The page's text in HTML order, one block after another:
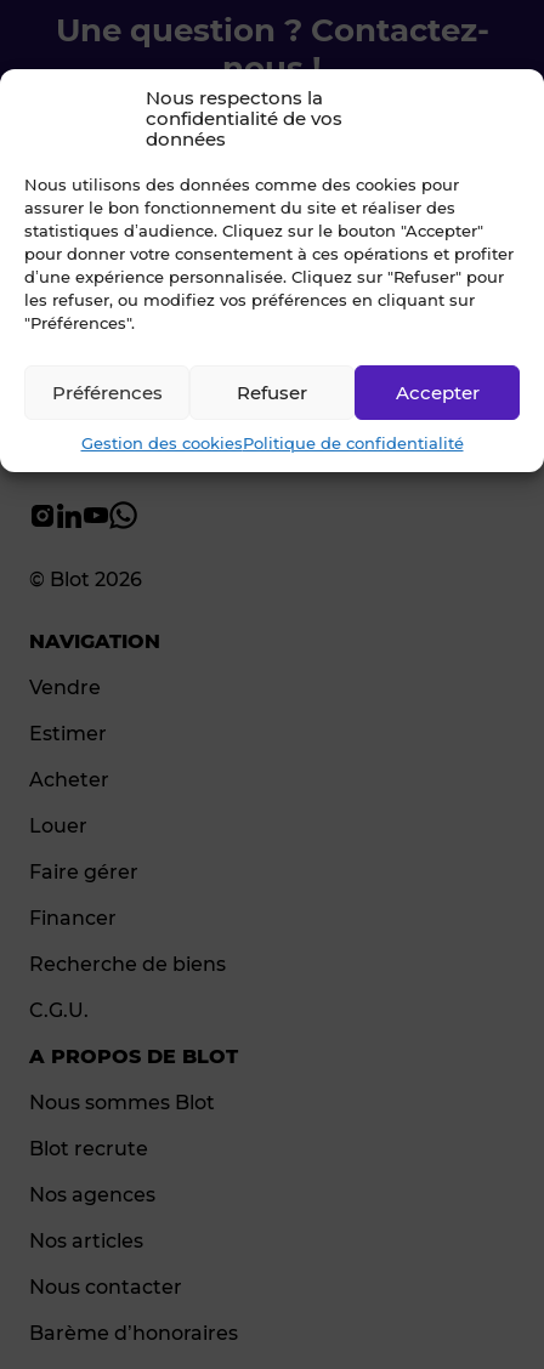
Nous respectons la
confidentialité de vos
données
Nous utilisons des données comme des cookies pour
assurer le bon fonctionnement du site et réaliser des
statistiques d’audience. Cliquez sur le bouton "Accepter"
pour donner votre consentement à ces opérations et profiter
d’une expérience personnalisée. Cliquez sur "Refuser" pour
les refuser, ou modifiez vos préférences en cliquant sur
"Préférences".
Accepter
Refuser
Préférences
Gestion des cookiesPolitique de confidentialité
Une question ? Contactez-
nous !
Chez Blot nous sommes là pour vous
Ecrivez-nous
02 99 79 33 34
© Blot 2026
NAVIGATION
Vendre
Estimer
Acheter
Louer
Faire gérer
Financer
Recherche de biens
C.G.U.
A PROPOS DE BLOT
Nous sommes Blot
Blot recrute
Nos agences
Nos articles
Nous contacter
Barème d’honoraires